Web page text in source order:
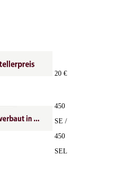
20 €
450
SE /
450
SEL